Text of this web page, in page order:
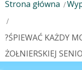
Strona główna
?ŚPIEWAĆ KAŻDY
ŻOŁNIERSKIEJ